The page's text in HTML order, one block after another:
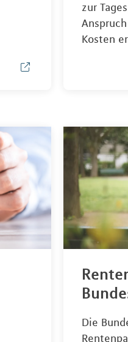
zur
Kosten
Die